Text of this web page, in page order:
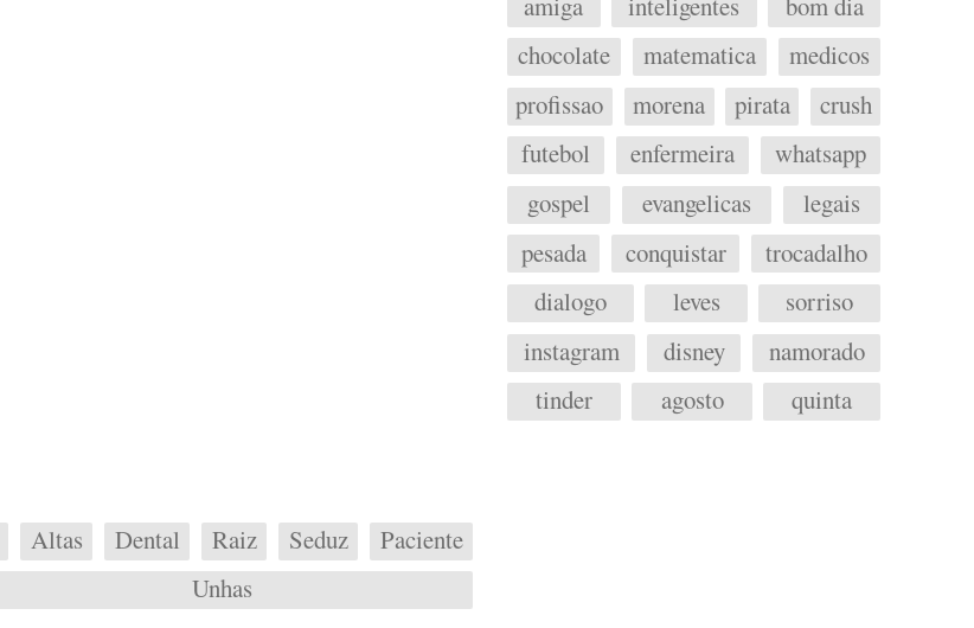
Altas Dental Raiz Seduz
Paciente
Unhas
chocolate
matematica
medicos
profissao
morena pirata
crush
futebol
enfermeira
whatsapp
gospel
evangelicas
legais
pesada
conquistar
trocadalho
dialogo
leves
sorriso
instagram
disney
namorado
tinder
agosto quinta